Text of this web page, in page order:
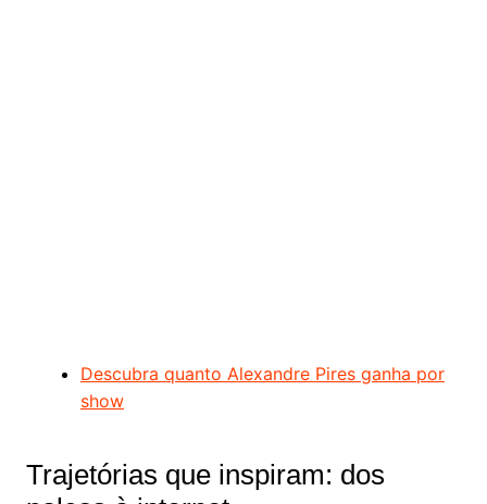
Descubra quanto Alexandre Pires ganha por
show
Trajetórias que inspiram: dos